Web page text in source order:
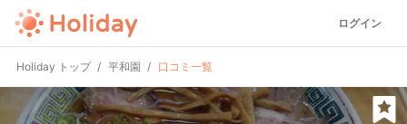
ログイン
Holiday トップ 平和園 口コミ一覧